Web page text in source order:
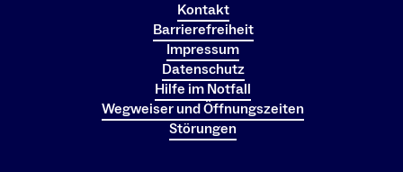
Kontakt
Barrierefreiheit
Impressum
Datenschutz
Hilfe im Notfall
Wegweiser und Öffnungszeiten
Störungen